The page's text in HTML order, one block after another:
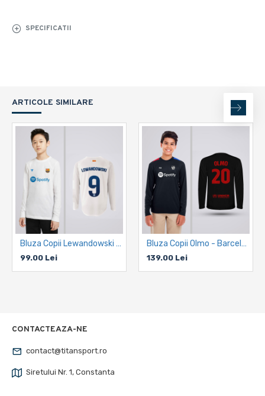
SPECIFICATII
ARTICOLE SIMILARE
Bluza Copii Lewandowski - Barcelona - Alb
99.00 Lei
Bluza Copii Olmo - Barcelona
139.00 Lei
CONTACTEAZA-NE
contact@titansport.ro
Siretului Nr. 1, Constanta